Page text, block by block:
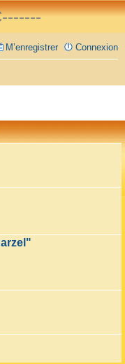
Connexion
M’enregistrer